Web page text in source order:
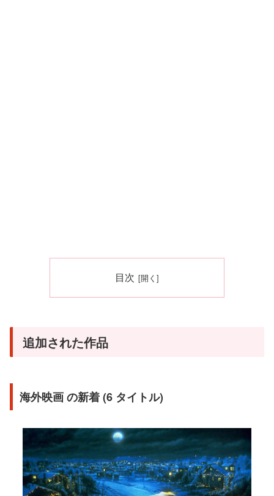
目次
追加された作品
海外映画 の新着 (6 タイトル)